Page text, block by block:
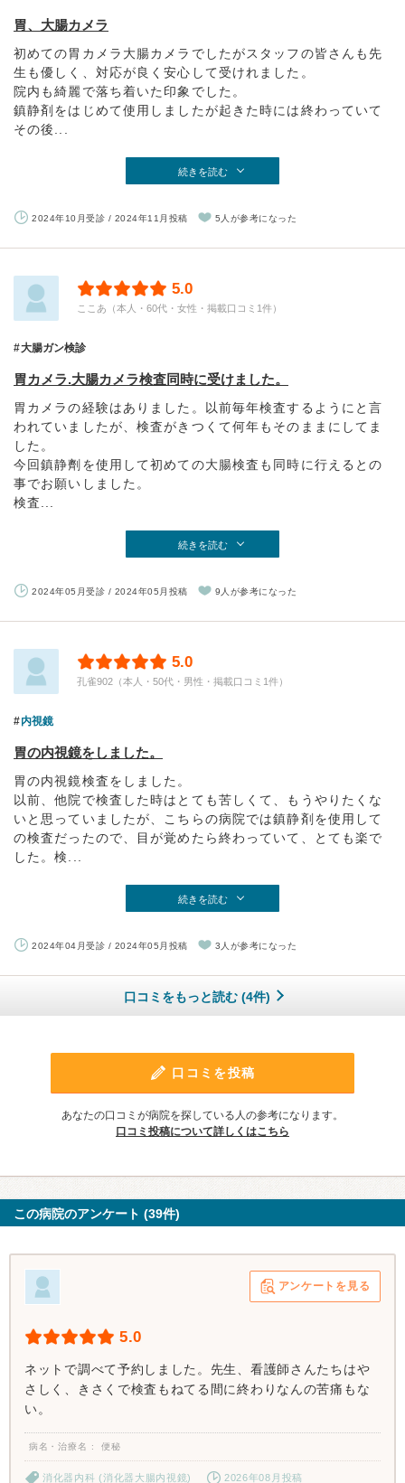
胃、大腸カメラ
初めての胃カメラ大腸カメラでしたがスタッフの皆さんも先
生も優しく、対応が良く安心して受けれました。
院内も綺麗で落ち着いた印象でした。
鎮静剤をはじめて使用しましたが起きた時には終わっていて
その後...
続きを読む
2024年10月受診 / 2024年11月投稿 5人が参考になった
5.0
ここあ（本人・60代・女性・掲載口コミ1件）
大腸ガン検診
胃カメラ.大腸カメラ検査同時に受けました。
胃カメラの経験はありました。以前毎年検査するようにと言
われていましたが、検査がきつくて何年もそのままにしてま
した。
今回鎮静劑を使用して初めての大腸検査も同時に行えるとの
事でお願いしました。
検査...
続きを読む
2024年05月受診 / 2024年05月投稿 9人が参考になった
5.0
孔雀902（本人・50代・男性・掲載口コミ1件）
内視鏡
胃の内視鏡をしました。
胃の内視鏡検査をしました。
以前、他院で検査した時はとても苦しくて、もうやりたくな
いと思っていましたが、こちらの病院では鎮静剤を使用して
の検査だったので、目が覚めたら終わっていて、とても楽で
した。検...
続きを読む
2024年04月受診 / 2024年05月投稿 3人が参考になった
口コミをもっと読む (4件)
口コミを投稿
あなたの口コミが病院を探している人の参考になります。
口コミ投稿について詳しくはこちら
この病院のアンケート (39件)
アンケートを見る
5.0
ネットで調べて予約しました。先生、看護師さんたちはや
さしく、きさくで検査もねてる間に終わりなんの苦痛もな
い。
病名・治療名 便秘
消化器内科 (消化器大腸内視鏡) 2026年08月投稿